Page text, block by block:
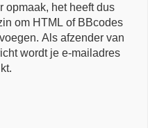
opmaak, het heeft dus
om HTML of BBcodes
Als afzender van
wordt je e-mailadres